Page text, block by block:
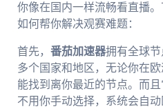
你像在国内一样流畅看直播
如何帮你解决观赛难题：
首先， 番茄加速器拥有全球
多个国家和地区，无论你在
能找到离你最近的节点。而且
不用你手动选择，系统会自